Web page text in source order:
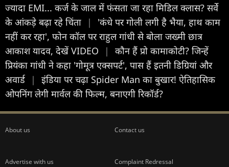
ज्यादा EMI... कर्ज के जाल में फंसता जा रहा मिडिल क्लास? सर्वे
के आंकड़े बढ़ा रहे चिंता
|
'कंधे पर गोली लगी है भैया, हाथ काम
नहीं कर रहा', फोन कॉल पर राहुल गांधी से बोला जख्मी छात्र
आकाश यादव, देखें VIDEO
|
कौन हैं प्रो कामाकोटी? जिन्हें
प्र‍ियंका गांधी ने कहा 'गोमूत्र एक्सपर्ट', पास हैं इतनी ड‍िग्र‍ियां और
अवार्ड
|
इंडिया पर चढ़ा Spider Man का बुखार! ऐतिहासिक
ओपनिंग लेगी मार्वल की फिल्म, बनाएगी रिकॉर्ड?
About us Contact us
Advertise with us Complaint Redressal